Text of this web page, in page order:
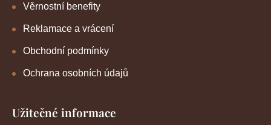
Věrnostní benefity
Reklamace a vrácení
Obchodní podmínky
Ochrana osobních údajů
Užitečné informace